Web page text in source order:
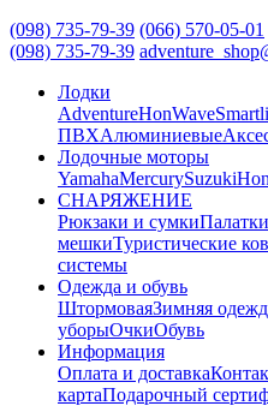
(098) 735-79-39 (066) 570-05-01
(098) 735-79-39
Лодки
AdventureHonWave
ПВХАлюминиевые
Лодочные моторы
YamahaMercurySuzuki
СНАРЯЖЕНИЕ
Рюкзаки и сумкиПалатки
мешкиТуристические
системы
Одежда и обувь
ШтормоваяЗимняя
уборыОчкиОбувь
Информация
Оплата и доставка
картаПодарочный